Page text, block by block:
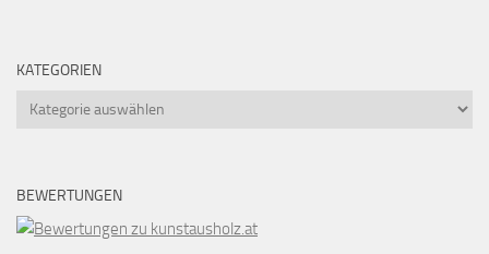
KATEGORIEN
Kategorien
BEWERTUNGEN